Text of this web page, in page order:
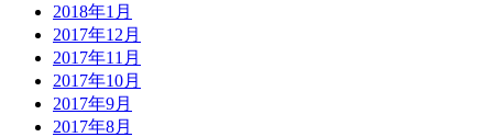
2018年1月
2017年12月
2017年11月
2017年10月
2017年9月
2017年8月